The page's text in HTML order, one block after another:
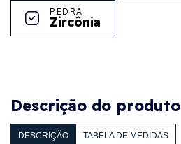
PEDRA
Zircônia
Descrição do produto
DESCRIÇÃO TABELA DE MEDIDAS